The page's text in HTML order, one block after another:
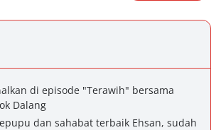
di episode "Terawih" bersama
Dalang
dan sahabat terbaik Ehsan, sudah